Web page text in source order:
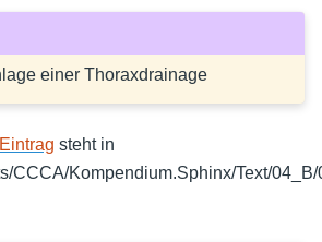
einer Thoraxdrainage
steht in
CCCA/Kompendium.Sphinx/Text/